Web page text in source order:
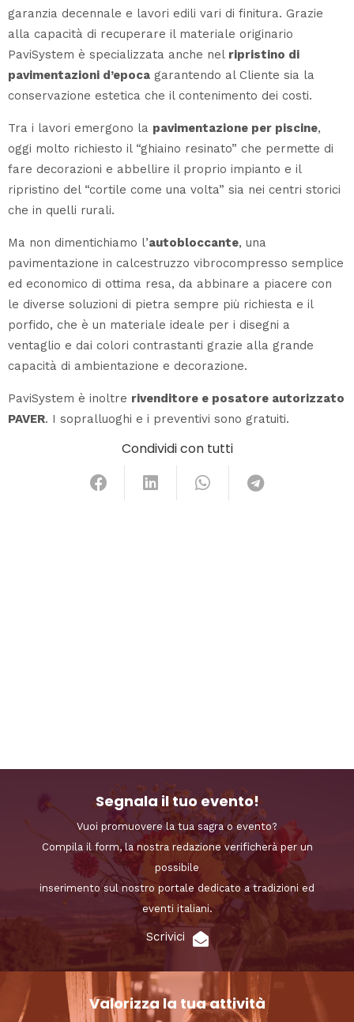
garanzia decennale e lavori edili vari di finitura. Grazie
alla capacità di recuperare il materiale originario
PaviSystem è specializzata anche nel ripristino di
pavimentazioni d’epoca garantendo al Cliente sia la
conservazione estetica che il contenimento dei costi.
Tra i lavori emergono la pavimentazione per piscine,
oggi molto richiesto il “ghiaino resinato” che permette di
fare decorazioni e abbellire il proprio impianto e il
ripristino del “cortile come una volta” sia nei centri storici
che in quelli rurali.
Ma non dimentichiamo l’autobloccante, una
pavimentazione in calcestruzzo vibrocompresso semplice
ed economico di ottima resa, da abbinare a piacere con
le diverse soluzioni di pietra sempre più richiesta e il
porfido, che è un materiale ideale per i disegni a
ventaglio e dai colori contrastanti grazie alla grande
capacità di ambientazione e decorazione.
PaviSystem è inoltre rivenditore e posatore autorizzato
PAVER. I sopralluoghi e i preventivi sono gratuiti.
Condividi con tutti
Segnala il tuo evento!
Vuoi promuovere la tua sagra o evento?
Compila il form, la nostra redazione verificherà per un
possibile
inserimento sul nostro portale dedicato a tradizioni ed
eventi italiani.
Scrivici
Valorizza la tua attività